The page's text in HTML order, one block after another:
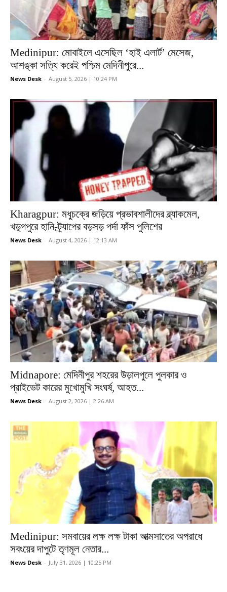
Medinipur: মোবাইলে এসেছিল ‘হাই এলার্ট’ মেসেজ,
আশঙ্কা সত্যি করেই পশ্চিম মেদিনীপুরে...
News Desk - August 5, 2026 | 10:24 PM
Kharagpur: মধুচক্রে জড়িয়ে প্রভাবশালীদের ব্ল্যাকমেল,
খড়্গপুরে হানি-ট্র্যাপের বড়সড় পর্দা ফাঁস পুলিশের
News Desk - August 4, 2026 | 12:13 AM
Midnapore: মেদিনীপুর শহরের উড়ালপুলে পুলকার ও
প্রাইভেট কারের মুখোমুখি সংঘর্ষ, আহত...
News Desk - August 2, 2026 | 2:26 AM
Medinipur: সমবায়ের লক্ষ লক্ষ টাকা আত্মসাতের অপরাধে
সবংয়ের দাপুটে তৃণমূল নেতার...
News Desk - July 31, 2026 | 10:25 PM